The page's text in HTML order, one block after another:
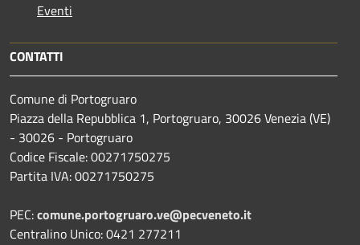
Eventi
CONTATTI
Comune di Portogruaro
Piazza della Repubblica 1, Portogruaro, 30026 Venezia (VE)
- 30026 - Portogruaro
Codice Fiscale: 00271750275
Partita IVA: 00271750275
PEC:comune.portogruaro.ve@pecveneto.it
Centralino Unico: 0421 277211